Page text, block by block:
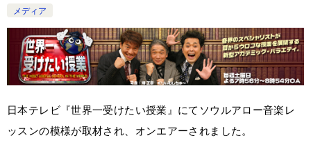
メディア
日本テレビ『世界一受けたい授業』にてソウルアロー音楽レ
ッスンの模様が取材され、オンエアーされました。